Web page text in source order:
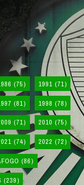
(75) 1991 (71)
(81) 1998 (78)
(71) 2010 (75)
(74) 2022 (72)
(86)
(239)